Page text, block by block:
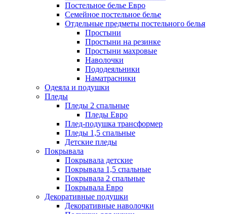
Постельное белье Евро
Семейное постельное белье
Отдельные предметы постельного белья
Простыни
Простыни на резинке
Простыни махровые
Наволочки
Пододеяльники
Наматрасники
Одеяла и подушки
Пледы
Пледы 2 спальные
Пледы Евро
Плед-подушка трансформер
Пледы 1,5 спальные
Детские пледы
Покрывала
Покрывала детские
Покрывала 1,5 спальные
Покрывала 2 спальные
Покрывала Евро
Декоративные подушки
Декоративные наволочки